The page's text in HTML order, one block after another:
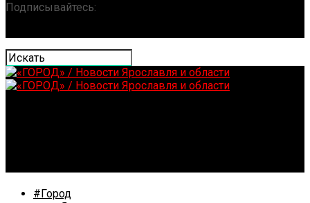
Подписывайтесь:
#Город